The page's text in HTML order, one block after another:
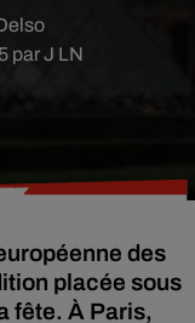
par J LN
des
placée sous
fête. À Paris,